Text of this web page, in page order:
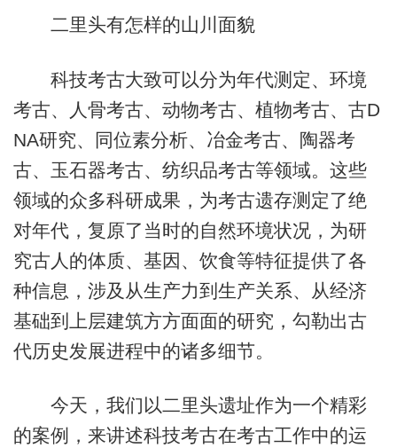
二里头有怎样的山川面貌
科技考古大致可以分为年代测定、环境
考古、人骨考古、动物考古、植物考古、古D
NA研究、同位素分析、冶金考古、陶器考
古、玉石器考古、纺织品考古等领域。这些
领域的众多科研成果，为考古遗存测定了绝
对年代，复原了当时的自然环境状况，为研
究古人的体质、基因、饮食等特征提供了各
种信息，涉及从生产力到生产关系、从经济
基础到上层建筑方方面面的研究，勾勒出古
代历史发展进程中的诸多细节。
今天，我们以二里头遗址作为一个精彩
的案例，来讲述科技考古在考古工作中的运